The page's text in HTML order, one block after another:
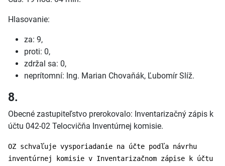
Hlasovanie:
za: 9,
proti: 0,
zdržal sa: 0,
neprítomní: Ing. Marian Chovaňák, Ľubomír Slíž.
8.
Obecné zastupiteľstvo prerokovalo: Inventarizačný zápis k
účtu 042-02 Telocvičňa Inventúrnej komisie.
OZ schvaľuje vysporiadanie na účte podľa návrhu
inventúrnej komisie v Inventarizačnom zápise k účtu